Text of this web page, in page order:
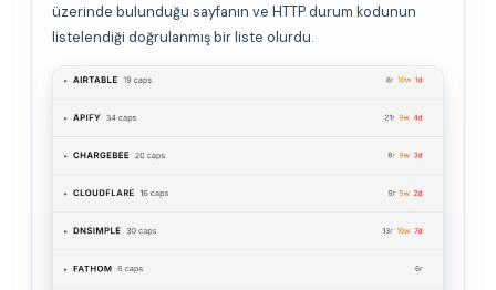
üzerinde bulunduğu sayfanın ve HTTP durum kodunun
listelendiği doğrulanmış bir liste olurdu.